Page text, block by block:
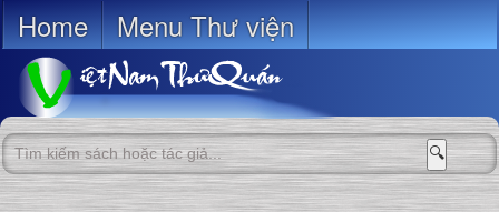
Home Menu Thư viện
🔍